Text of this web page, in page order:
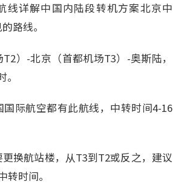
线详解中国内陆段转机方案北京中
路线。
）-北京（首都机场T3）-奥斯陆，
国际航空都有此航线，中转时间4-16
换航站楼，从T3到T2或反之，建议
转时间。